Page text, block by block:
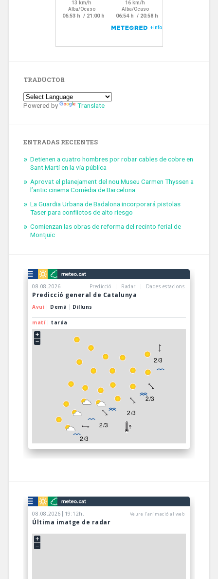
TRADUCTOR
Powered by Translate
ENTRADAS RECIENTES
Detienen a cuatro hombres por robar cables de cobre en
Sant Martí en la vía pública
Aprovat el planejament del nou Museu Carmen Thyssen a
l’antic cinema Comèdia de Barcelona
La Guardia Urbana de Badalona incorporará pistolas
Taser para conflictos de alto riesgo
Comienzan las obras de reforma del recinto ferial de
Montjuïc